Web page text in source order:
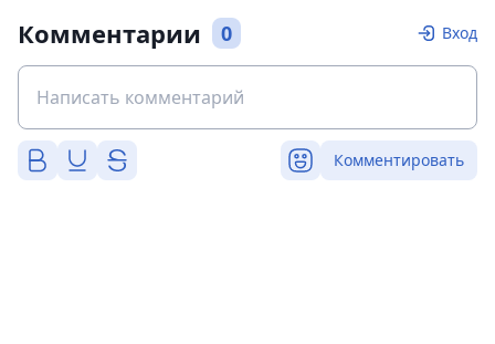
Комментарии 0 Вход
Комментировать